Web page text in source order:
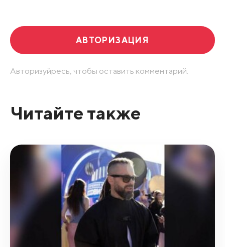
АВТОРИЗАЦИЯ
Авторизуйресь, чтобы оставить комментарий.
Читайте также